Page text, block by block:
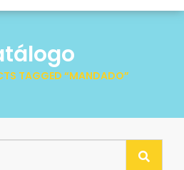
TAGGED “MANDADO”